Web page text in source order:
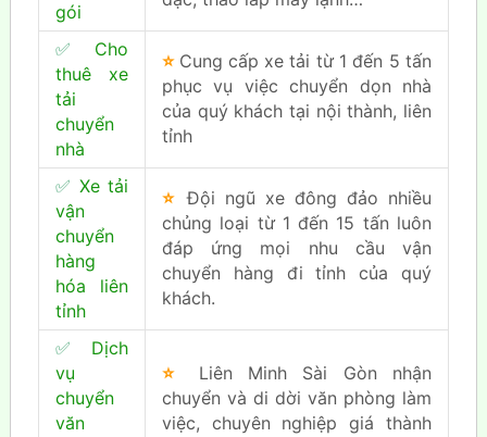
gói
✅
Cho
thuê xe
tải
chuyển
nhà
⭐ Cung cấp xe tải từ 1 đến 5 tấn
phục vụ việc chuyển dọn nhà
của quý khách tại nội thành, liên
tỉnh
✅ Xe tải
vận
chuyển
hàng
hóa liên
tỉnh
⭐Đội ngũ xe đông đảo nhiều
chủng loại từ 1 đến 15 tấn luôn
đáp ứng mọi nhu cầu vận
chuyển hàng đi tỉnh của quý
khách.
✅
Dịch
vụ
chuyển
văn
⭐ Liên Minh Sài Gòn nhận
chuyển và di dời văn phòng làm
việc, chuyên nghiệp giá thành